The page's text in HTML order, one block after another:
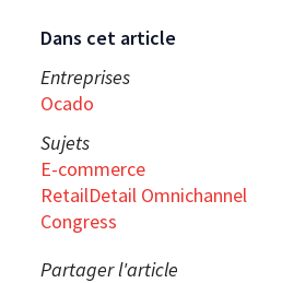
Dans cet article
Entreprises
Ocado
Sujets
E-commerce
RetailDetail Omnichannel
Congress
Partager l'article